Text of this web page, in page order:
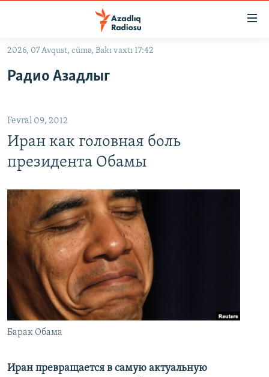
Əsas
qayıt
qayıt
Axtarışa
#İZAHLA
FƏRQƏ BAX
QANUNI DOĞRU
ARAŞDIRMA
MULTIMEDIA
VIDEO
FOTOQALEREYA
İNFOQRAFIKA
KARIKATURA
RADIO ARXIV
OXU ZALI
AZƏRBAYCAN ƏDƏBIYYATI KITABXANASI
İSLAM VƏ DEMOKRATIYA
HAQQIMIZDA
MISSIYAMIZ
PEŞƏ ETIKASI VƏ JURNALISTIKA STANDARTLARIMIZ
BIZIMLƏ ƏLAQƏ
BIZI IZLƏ
2026, 07 Avqust, cümə, Bakı vaxtı 17:42
Радио Азадлыг
Fevral 09, 2012
Иран как головная боль
президента Обамы
Барак Обама
Иран превращается в самую актуальную